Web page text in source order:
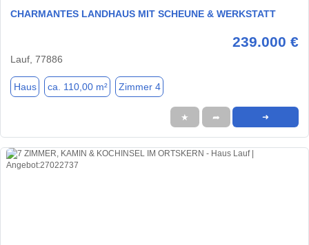
CHARMANTES LANDHAUS MIT SCHEUNE & WERKSTATT
239.000 €
Lauf, 77886
Haus ca. 110,00 m² Zimmer 4
★ ➦ ➜